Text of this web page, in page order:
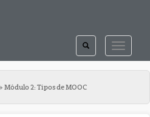
TOGGLE
TOGGLE
SEARCH
Módulo 2: Tipos de MOOC